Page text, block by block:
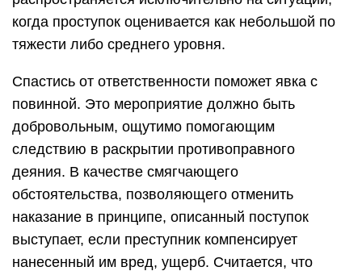
когда проступок оценивается как небольшой по
тяжести либо среднего уровня.
Спастись от ответственности поможет явка с
повинной. Это мероприятие должно быть
добровольным, ощутимо помогающим
следствию в раскрытии противоправного
деяния. В качестве смягчающего
обстоятельства, позволяющего отменить
наказание в принципе, описанный поступок
выступает, если преступник компенсирует
нанесенный им вред, ущерб. Считается, что